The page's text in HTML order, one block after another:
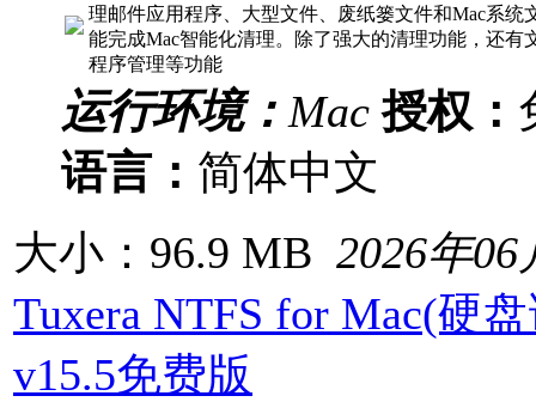
理邮件应用程序、大型文件、废纸篓文件和Mac系统
能完成Mac智能化清理。除了强大的清理功能，还有
程序管理等功能
运行环境： Mac 授权：
语言： 简体中文
大小：96.9 MB 2026年06
Tuxera NTFS for Mac(硬
v15.5免费版